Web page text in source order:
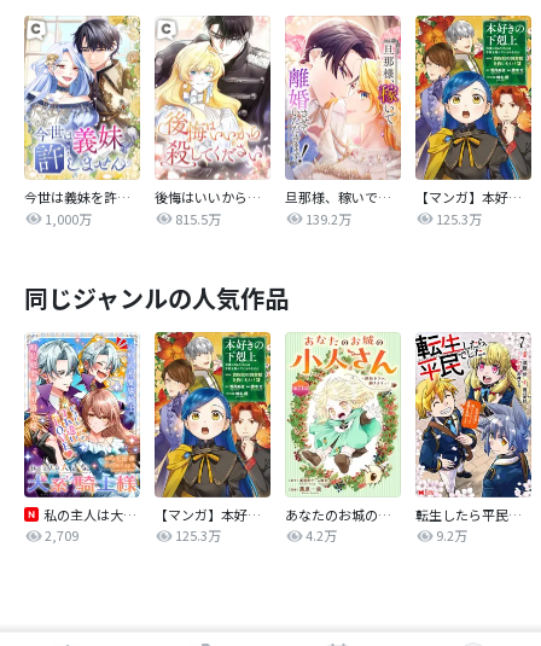
今世は義妹を許しません
1,000万
後悔はいいから殺してください
815.5万
旦那様、稼いで離婚させていただきます！
139.2万
【マンガ】本好きの下剋上 第四部
125.3万
同じジャンルの人気作品
私の主人は大きな犬系騎士様
2,709
【マンガ】本好きの下剋上 第四部
125.3万
あなたのお城の小人さん ～御飯下さい、働きますっ～（コミック）【分冊版】
4.2万
転生したら平民でした。～生活水準に耐えられないので貴族を目指します～（コミック）
9.2万